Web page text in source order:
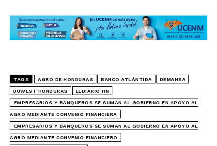
TAGS AGRO DE HONDURAS BANCO ATLÁNTIDA DEMAHSA
DUWEST HONDURAS ELDIARIO.HN
⁠⁠⁠EMPRESARIOS Y BANQUEROS SE SUMAN AL GOBIERNO EN APOYO AL
AGRO MEDIANTE CONVENIO FINANCIERA
⁠⁠⁠EMPRESARIOS Y BANQUEROS SE SUMAN AL GOBIERNO EN APOYO AL
AGRO MEDIANTE CONVENIO FINANCIERO